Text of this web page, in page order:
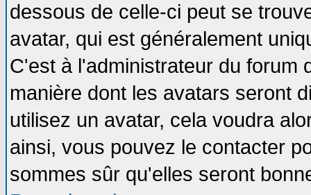
dessous de celle-ci peut se
avatar, qui est généralement
C'est à l'administrateur du forum
manière dont les avatars seront
utilisez un avatar, cela voudra
ainsi, vous pouvez le contacter
sommes sûr qu'elles seront